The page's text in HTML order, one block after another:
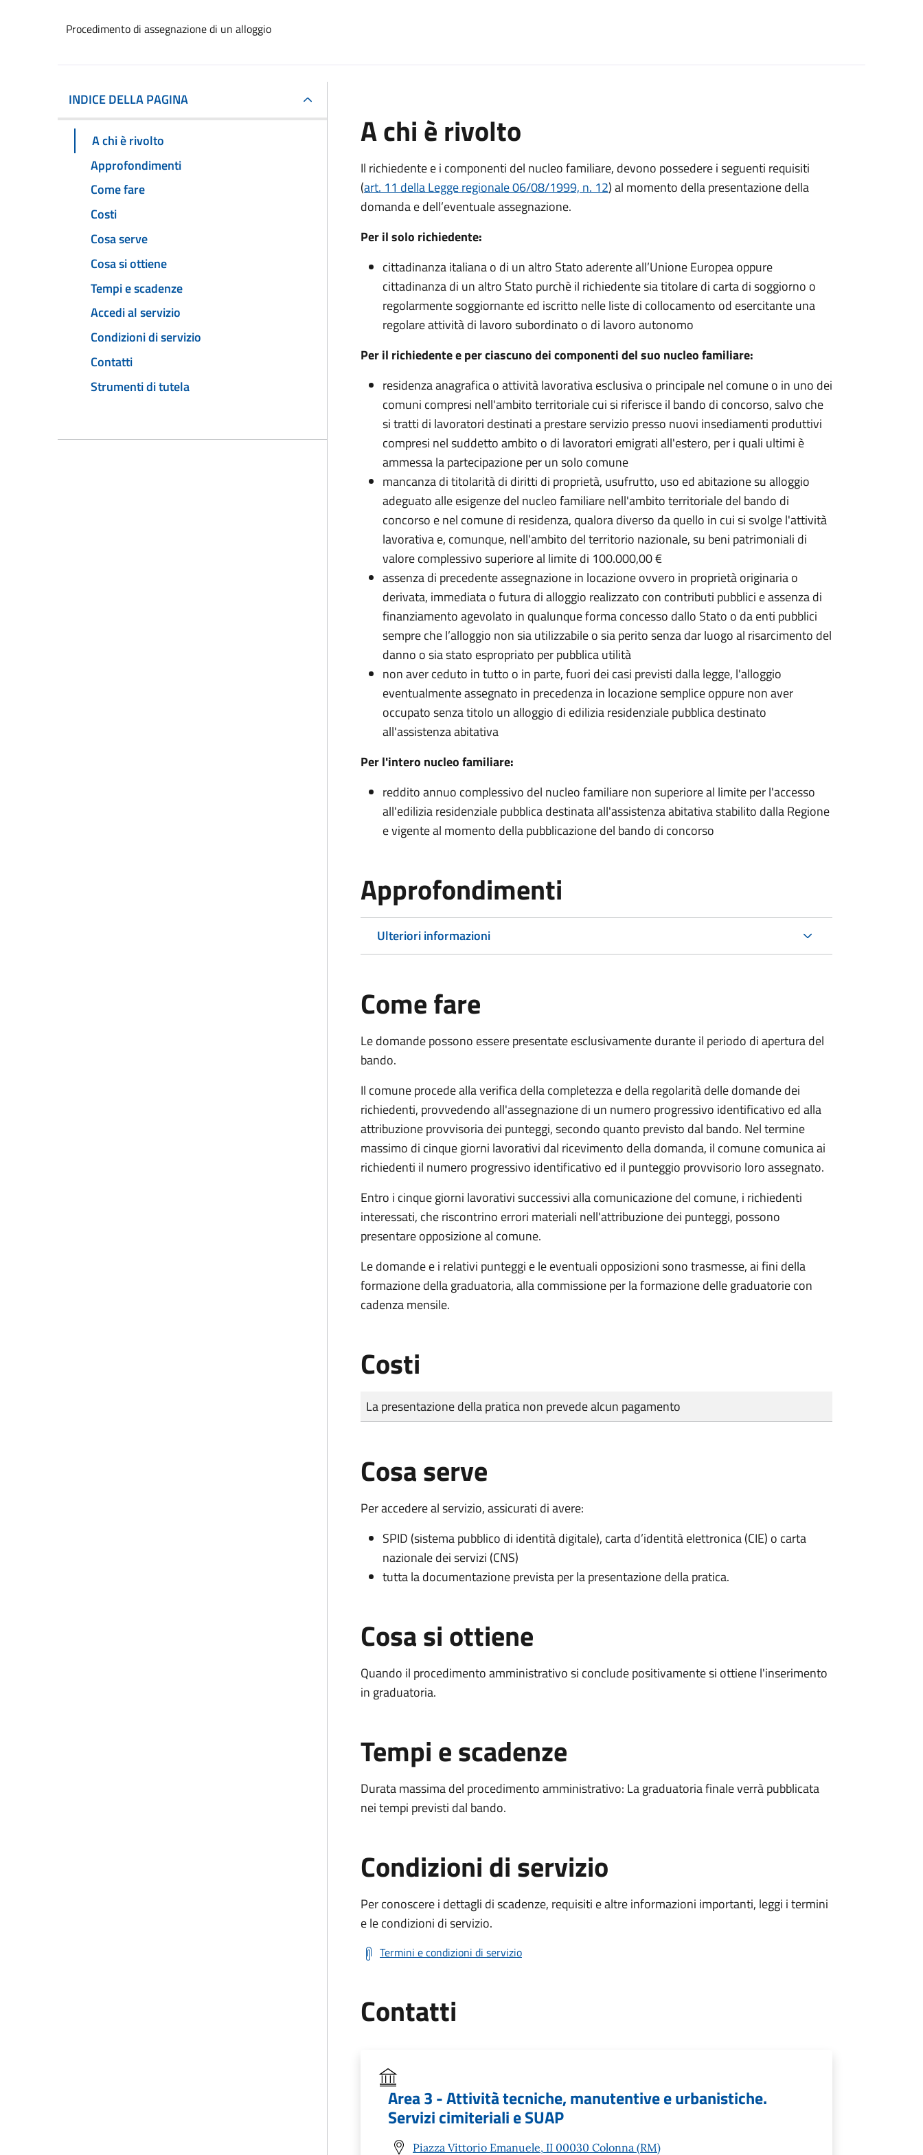
Procedimento di assegnazione di un alloggio
INDICE DELLA PAGINA
A chi è rivolto
Approfondimenti
Come fare
Costi
Cosa serve
Cosa si ottiene
Tempi e scadenze
Accedi al servizio
Condizioni di servizio
Contatti
Strumenti di tutela
A chi è rivolto
Il richiedente e i componenti del nucleo familiare, devono possedere i seguenti requisiti
(art. 11 dellaLegge regionale 06/08/1999, n. 12) al momento della presentazione della
domanda e dell’eventuale assegnazione.
Per il solo richiedente:
cittadinanza italiana o di un altro Stato aderente all’Unione Europea oppure
cittadinanza di un altro Stato purchè il richiedente sia titolare di carta di soggiorno o
regolarmente soggiornante ed iscritto nelle liste di collocamento od esercitante una
regolare attività di lavoro subordinato o di lavoro autonomo
Per il richiedente e per ciascuno dei componenti del suo nucleo familiare:
residenza anagrafica o attività lavorativa esclusiva o principale nel comune o in uno dei
comuni compresi nell'ambito territoriale cui si riferisce il bando di concorso, salvo che
si tratti di lavoratori destinati a prestare servizio presso nuovi insediamenti produttivi
compresi nel suddetto ambito o di lavoratori emigrati all'estero, per i quali ultimi è
ammessa la partecipazione per un solo comune
mancanza di titolarità di diritti di proprietà, usufrutto, uso ed abitazione su alloggio
adeguato alle esigenze del nucleo familiare nell'ambito territoriale del bando di
concorso e nel comune di residenza, qualora diverso da quello in cui si svolge l'attività
lavorativa e, comunque, nell'ambito del territorio nazionale, su beni patrimoniali di
valore complessivo superiore al limite di 100.000,00 €
assenza di precedente assegnazione in locazione ovvero in proprietà originaria o
derivata, immediata o futura di alloggio realizzato con contributi pubblici e assenza di
finanziamento agevolato in qualunque forma concesso dallo Stato o da enti pubblici
sempre che l’alloggio non sia utilizzabile o sia perito senza dar luogo al risarcimento del
danno o sia stato espropriato per pubblica utilità
non aver ceduto in tutto o in parte, fuori dei casi previsti dalla legge, l'alloggio
eventualmente assegnato in precedenza in locazione semplice oppure non aver
occupato senza titolo un alloggio di edilizia residenziale pubblica destinato
all'assistenza abitativa
Per l'intero nucleo familiare:
reddito annuo complessivo del nucleo familiare non superiore al limite per l'accesso
all'edilizia residenziale pubblica destinata all'assistenza abitativa stabilito dalla Regione
e vigente al momento della pubblicazione del bando di concorso
Approfondimenti
Ulteriori informazioni
Come fare
Le domande possono essere presentate esclusivamente durante il periodo di apertura del
bando.
Il comune procede alla verifica della completezza e della regolarità delle domande dei
richiedenti, provvedendo all'assegnazione di un numero progressivo identificativo ed alla
attribuzione provvisoria dei punteggi, secondo quanto previsto dal bando. Nel termine
massimo di cinque giorni lavorativi dal ricevimento della domanda, il comune comunica ai
richiedenti il numero progressivo identificativo ed il punteggio provvisorio loro assegnato.
Entro i cinque giorni lavorativi successivi alla comunicazione del comune, i richiedenti
interessati, che riscontrino errori materiali nell'attribuzione dei punteggi, possono
presentare opposizione al comune.
Le domande e i relativi punteggi e le eventuali opposizioni sono trasmesse, ai fini della
formazione della graduatoria, alla commissione per la formazione delle graduatorie con
cadenza mensile.
Costi
Tipo di pagamento
Importo
La presentazione della pratica non prevede alcun pagamento
Cosa serve
Per accedere al servizio, assicurati di avere:
SPID (sistema pubblico di identità digitale), carta d’identità elettronica (CIE) o carta
nazionale dei servizi (CNS)
tutta la documentazione prevista per la presentazione della pratica.
Cosa si ottiene
Quando il procedimento amministrativo si conclude positivamente si ottiene l'inserimento
in graduatoria.
Tempi e scadenze
Durata massima del procedimento amministrativo: La graduatoria finale verrà pubblicata
nei tempi previsti dal bando.
Condizioni di servizio
Per conoscere i dettagli di scadenze, requisiti e altre informazioni importanti, leggi i termini
e le condizioni di servizio.
Termini e condizioni di servizio
Contatti
Area 3 - Attività tecniche, manutentive e urbanistiche.
Servizi cimiteriali e SUAP
Piazza Vittorio Emanuele, II 00030 Colonna (RM)